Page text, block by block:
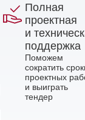
Полная
проектная
и
поддержка
Поможем
сократить
проектных
и выиграть
тендер